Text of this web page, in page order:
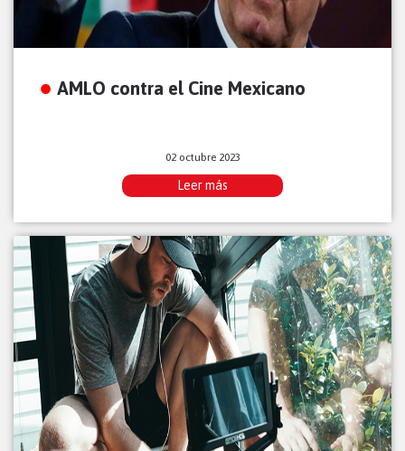
AMLO contra el Cine Mexicano
02 octubre 2023
Leer más